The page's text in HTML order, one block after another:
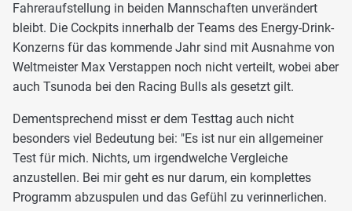
Fahreraufstellung in beiden Mannschaften unverändert
bleibt. Die Cockpits innerhalb der Teams des Energy-Drink-
Konzerns für das kommende Jahr sind mit Ausnahme von
Weltmeister Max Verstappen noch nicht verteilt, wobei aber
auch Tsunoda bei den Racing Bulls als gesetzt gilt.
Dementsprechend misst er dem Testtag auch nicht
besonders viel Bedeutung bei: "Es ist nur ein allgemeiner
Test für mich. Nichts, um irgendwelche Vergleiche
anzustellen. Bei mir geht es nur darum, ein komplettes
Programm abzuspulen und das Gefühl zu verinnerlichen.